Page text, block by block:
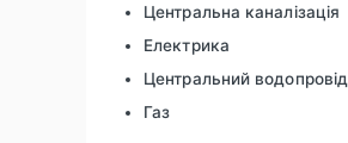
Центральна каналізація
Електрика
Центральний водопровід
Газ